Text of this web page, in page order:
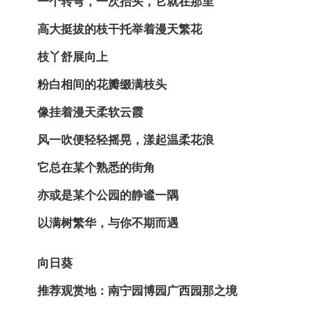
高大挺拔的枝干托举着漫天繁花
枝丫舒展向上
粉白相间的花瓣缀满枝头
像挂着漫天柔软云霞
风一吹便轻轻摇晃，漾起温柔花浪
它总在某个熟悉的街角
亦或是某个公园的静谧一隅
以满树繁华，与你不期而遇
向日葵
推荐观赏地：南宁园博园广西园那之境